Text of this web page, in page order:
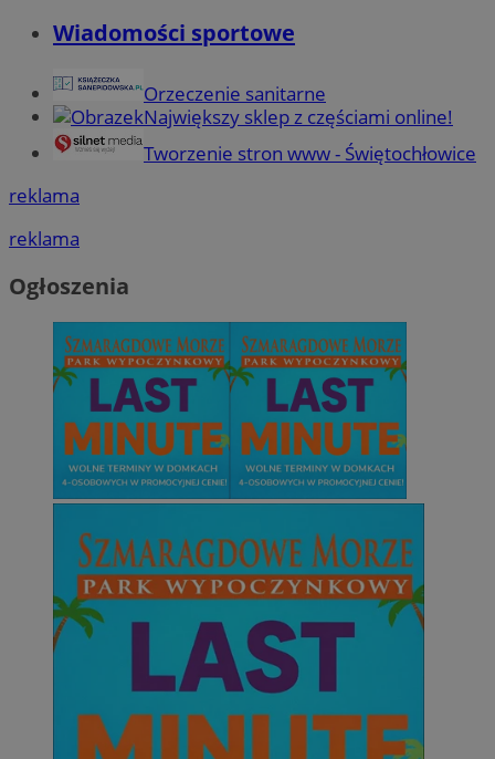
Wiadomości sportowe
Orzeczenie sanitarne
Największy sklep z częściami online!
Tworzenie stron www - Świętochłowice
reklama
reklama
Ogłoszenia